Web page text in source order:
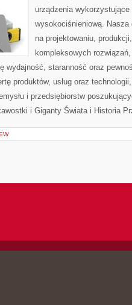
urządzenia wykorzystujące
wysokociśnieniową. Nasza
na projektowaniu,
kompleksowych
wydajność, staranność oraz
produktów, usług oraz
i przedsiębiorstw
i Giganty Świata i Historia